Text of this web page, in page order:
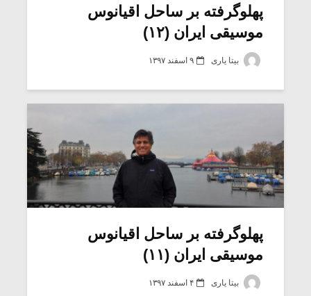
پهلوگرفته بر ساحل اقیانوس
موسیقی ایران (۱۲)
بیتا یاری ۹ اسفند ۱۳۹۷
پهلوگرفته بر ساحل اقیانوس
موسیقی ایران (۱۱)
بیتا یاری ۴ اسفند ۱۳۹۷